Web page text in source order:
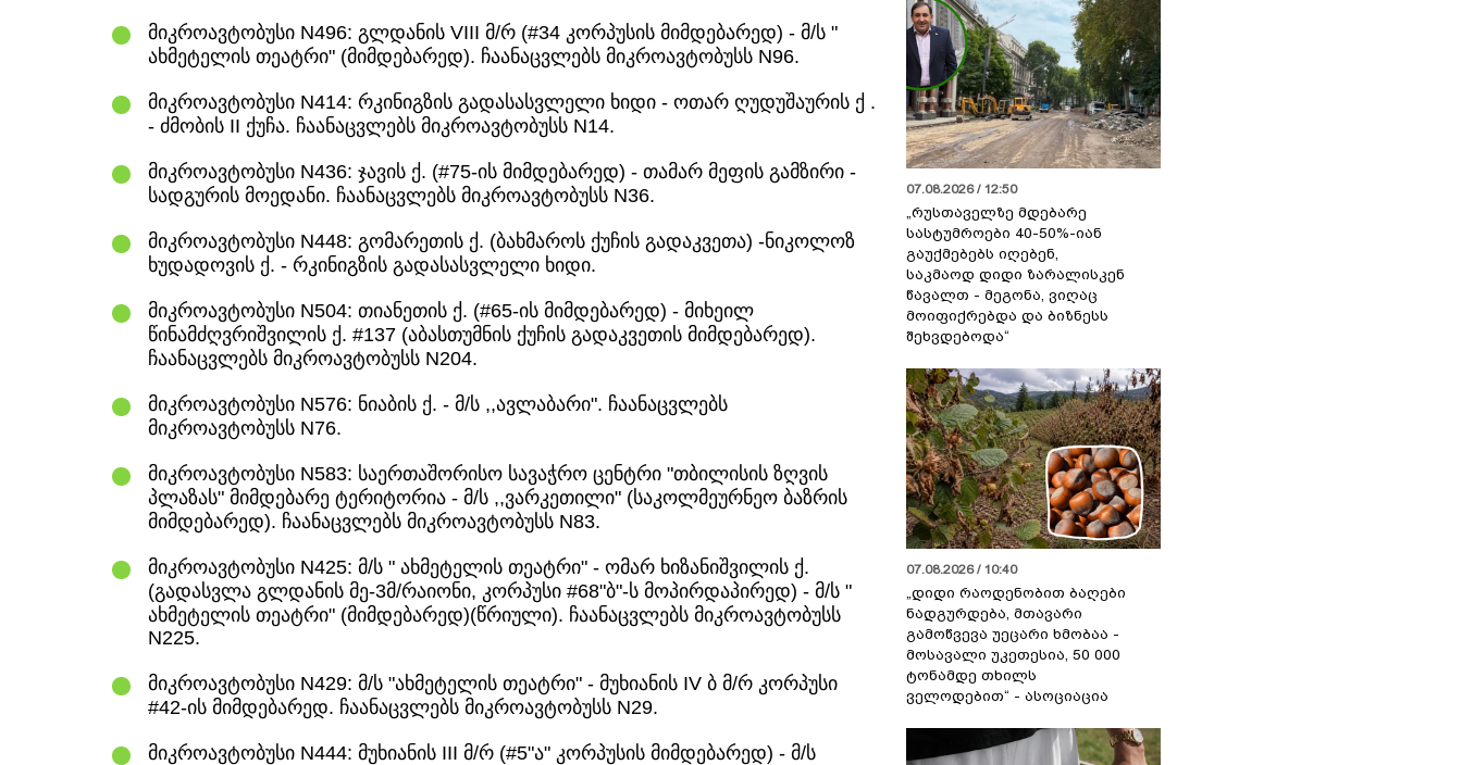
მიკროავტობუსი N496: გლდანის VIII მ/რ (#34 კორპუსის მიმდებარედ) - მ/ს "
ახმეტელის თეატრი" (მიმდებარედ). ჩაანაცვლებს მიკროავტობუსს N96.
მიკროავტობუსი N414: რკინიგზის გადასასვლელი ხიდი - ოთარ ღუდუშაურის ქ .
- ძმობის II ქუჩა. ჩაანაცვლებს მიკროავტობუსს N14.
მიკროავტობუსი N436: ჯავის ქ. (#75-ის მიმდებარედ) - თამარ მეფის გამზირი -
სადგურის მოედანი. ჩაანაცვლებს მიკროავტობუსს N36.
მიკროავტობუსი N448: გომარეთის ქ. (ბახმაროს ქუჩის გადაკვეთა) -ნიკოლოზ
ხუდადოვის ქ. - რკინიგზის გადასასვლელი ხიდი.
მიკროავტობუსი N504: თიანეთის ქ. (#65-ის მიმდებარედ) - მიხეილ
წინამძღვრიშვილის ქ. #137 (აბასთუმნის ქუჩის გადაკვეთის მიმდებარედ).
ჩაანაცვლებს მიკროავტობუსს N204.
მიკროავტობუსი N576: ნიაბის ქ. - მ/ს ,,ავლაბარი". ჩაანაცვლებს
მიკროავტობუსს N76.
მიკროავტობუსი N583: საერთაშორისო სავაჭრო ცენტრი "თბილისის ზღვის
პლაზას" მიმდებარე ტერიტორია - მ/ს ,,ვარკეთილი" (საკოლმეურნეო ბაზრის
მიმდებარედ). ჩაანაცვლებს მიკროავტობუსს N83.
მიკროავტობუსი N425: მ/ს " ახმეტელის თეატრი" - ომარ ხიზანიშვილის ქ.
(გადასვლა გლდანის მე-3მ/რაიონი, კორპუსი #68"ბ"-ს მოპირდაპირედ) - მ/ს "
ახმეტელის თეატრი" (მიმდებარედ)(წრიული). ჩაანაცვლებს მიკროავტობუსს
N225.
მიკროავტობუსი N429: მ/ს "ახმეტელის თეატრი" - მუხიანის IV ბ მ/რ კორპუსი
#42-ის მიმდებარედ. ჩაანაცვლებს მიკროავტობუსს N29.
მიკროავტობუსი N444: მუხიანის III მ/რ (#5"ა" კორპუსის მიმდებარედ) - მ/ს
07.08.2026 / 12:50
„რუსთაველზე მდებარე
სასტუმროები 40-50%-იან
გაუქმებებს იღებენ,
საკმაოდ დიდი ზარალისკენ
წავალთ - მეგონა, ვიღაც
მოიფიქრებდა და ბიზნესს
შეხვდებოდა“
07.08.2026 / 10:40
„დიდი რაოდენობით ბაღები
ნადგურდება, მთავარი
გამოწვევა უეცარი ხმობაა -
მოსავალი უკეთესია, 50 000
ტონამდე თხილს
ველოდებით“ - ასოციაცია